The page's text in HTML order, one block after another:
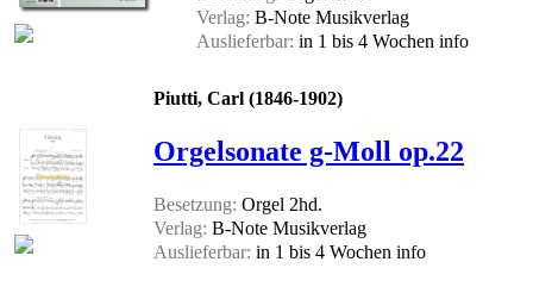
Verlag: B-Note Musikverlag
Auslieferbar: in 1 bis 4 Wochen info
Piutti, Carl (1846-1902)
Orgelsonate g-Moll op.22
Besetzung: Orgel 2hd.
Verlag: B-Note Musikverlag
Auslieferbar: in 1 bis 4 Wochen info